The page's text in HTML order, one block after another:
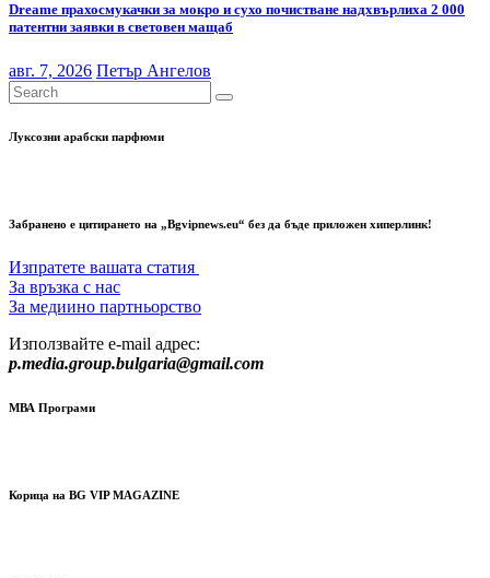
Dreame прахосмукачки за мокро и сухо почистване надхвърлиха 2 000
патентни заявки в световен мащаб
авг. 7, 2026 Петър Ангелов
Луксозни арабски парфюми
Забранено е цитирането на „Bgvipnews.eu“ без да бъде приложен хиперлинк!
Изпратете вашата статия
За връзка с нас
За медиино партньорство
Използвайте e-mail адрес:
p.media.group.bulgaria@gmail.com
МВА Програми
Корица на BG VIP MAGAZINE